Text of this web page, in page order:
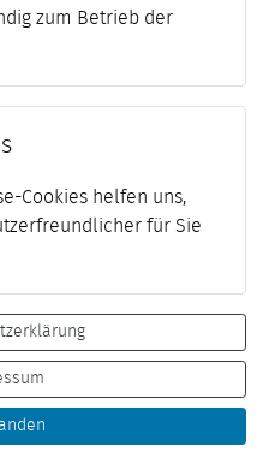
zum Betrieb der
Cookies helfen uns,
für Sie